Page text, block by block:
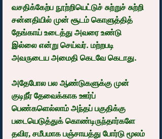
வசதிக்கேற்ப நூற்றியெட்டுச் சுற்றுச் சுற்றி
சன்னதியில் முன் சூடம் கொளுத்தித்
தேங்காய் உடைத்து அவரை உண்டு
இல்லை என்று செய்வர். மற்றபடி
அவருடைய அமைதி கெடவே கெடாது.
அதேபோல பல ஆண்டுகளுக்கு முன்
குடிநீர் தேவைக்காக ஊர்ப்
பெண்களெல்லாம் அந்தப் பகுதிக்கு
படையெடுத்துக் கொண்டிருந்தார்களே
தவிர, சமீபமாக பஞ்சாயத்து போர்டு மூலம்